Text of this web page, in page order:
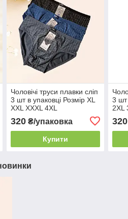
Чоловічі труси плавки сліп
3 шт в упаковці Розмір XL
XXL XXXL 4XL
320₴/упаковка
Купити
3 шт
2XL
320